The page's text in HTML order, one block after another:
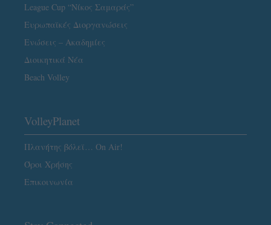
League Cup “Νίκος Σαμαράς”
Ευρωπαϊκές Διοργανώσεις
Ενώσεις – Ακαδημίες
Διοικητικά Νέα
Beach Volley
VolleyPlanet
Πλανήτης βόλεϊ… On Air!
Όροι Χρήσης
Επικοινωνία